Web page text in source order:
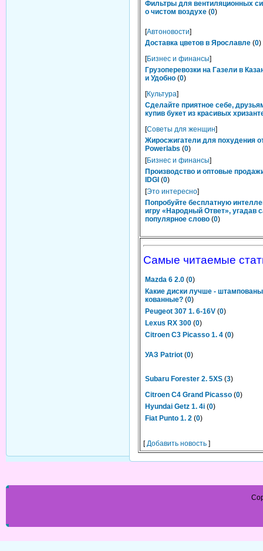
Фильтры для вентиляционных
о чистом воздухе (0)
[Автоновости]
Доставка цветов в Ярославле (0)
[Бизнес и финансы]
Грузоперевозки на Газели в
и Удобно (0)
[Культура]
Сделайте приятное себе,
купив букет из красивых
[Советы для женщин]
Жиросжигатели для похудения
Powerlabs (0)
[Бизнес и финансы]
Производство и оптовые
IDGI (0)
[Это интересно]
Попробуйте бесплатную
игру «Народный Ответ», угадав
популярное слово (0)
Самые читаемые
Mazda 6 2.0 (0)
Какие диски лучше -
кованные? (0)
Peugeot 307 1. 6-16V (0)
Lexus RX 300 (0)
Citroen C3 Picasso 1. 4 (0)
УАЗ Patriot (0)
Subaru Forester 2. 5XS (3)
Citroen C4 Grand Picasso (0)
Hyundai Getz 1. 4i (0)
Fiat Punto 1. 2 (0)
[Добавить новость ]